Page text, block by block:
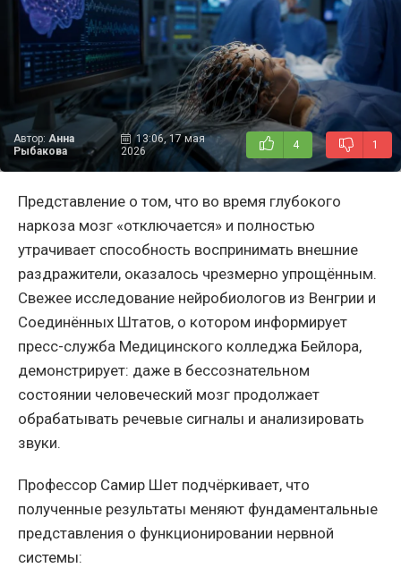
Автор: Анна
Рыбакова
13:06, 17 мая
2026
4 1
Представление о том, что во время глубокого
наркоза мозг «отключается» и полностью
утрачивает способность воспринимать внешние
раздражители, оказалось чрезмерно упрощённым.
Свежее исследование нейробиологов из Венгрии и
Соединённых Штатов, о котором информирует
пресс-служба Медицинского колледжа Бейлора,
демонстрирует: даже в бессознательном
состоянии человеческий мозг продолжает
обрабатывать речевые сигналы и анализировать
звуки.
Профессор Самир Шет подчёркивает, что
полученные результаты меняют фундаментальные
представления о функционировании нервной
системы: